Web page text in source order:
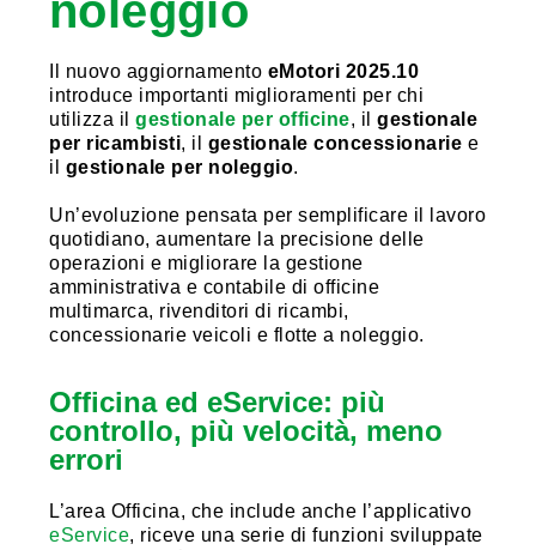
Il nuovo aggiornamento eMotori 2025.10
introduce importanti miglioramenti per chi
utilizza il gestionale per officine, il gestionale
per ricambisti, il gestionale concessionarie e
il gestionale per noleggio.
Un’evoluzione pensata per semplificare il lavoro
quotidiano, aumentare la precisione delle
operazioni e migliorare la gestione
amministrativa e contabile di officine
multimarca, rivenditori di ricambi,
concessionarie veicoli e flotte a noleggio.
Officina ed eService: più
controllo, più velocità, meno
errori
L’area Officina, che include anche l’applicativo
eService, riceve una serie di funzioni sviluppate